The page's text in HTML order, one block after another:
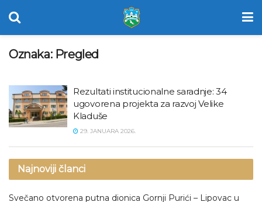
Oznaka: Pregled
Rezultati institucionalne saradnje: 34
ugovorena projekta za razvoj Velike
Kladuše
29. JANUARA 2026.
Najnoviji članci
Svečano otvorena putna dionica Gornji Purići – Lipovac u